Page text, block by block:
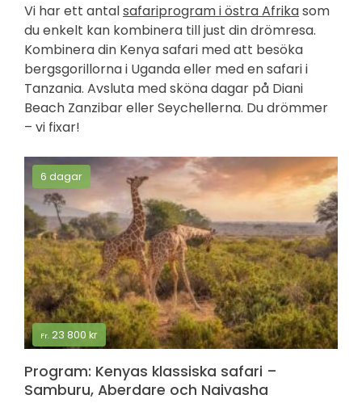
Vi har ett antalsafariprogram i östra Afrikasom
du enkelt kan kombinera till just din drömresa.
Kombinera din Kenya safari med att besöka
bergsgorillorna i Uganda eller med en safari i
Tanzania. Avsluta med sköna dagar på Diani
Beach Zanzibar eller Seychellerna. Du drömmer
– vi fixar!
6 dagar
Fr. 23 800 kr
Program: Kenyas klassiska safari –
Samburu, Aberdare och Naivasha